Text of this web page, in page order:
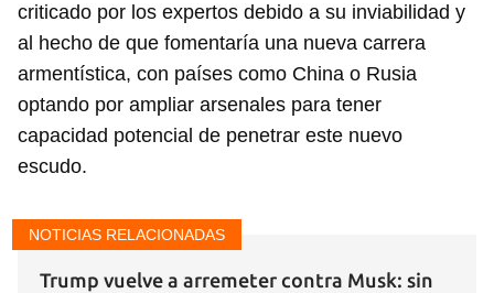
criticado por los expertos debido a su inviabilidad y
al hecho de que fomentaría una nueva carrera
armentística, con países como China o Rusia
optando por ampliar arsenales para tener
capacidad potencial de penetrar este nuevo
escudo.
NOTICIAS RELACIONADAS
Trump vuelve a arremeter contra Musk: sin